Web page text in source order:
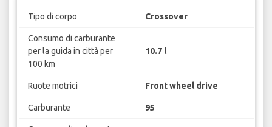
Tipo di corpo Crossover
Consumo di carburante
per la guida in città per
100 km
10.7 l
Ruote motrici Front wheel drive
Carburante 95